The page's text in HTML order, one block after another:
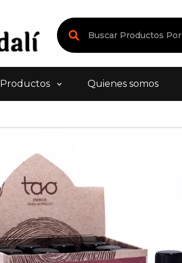
Productos Quienes somos